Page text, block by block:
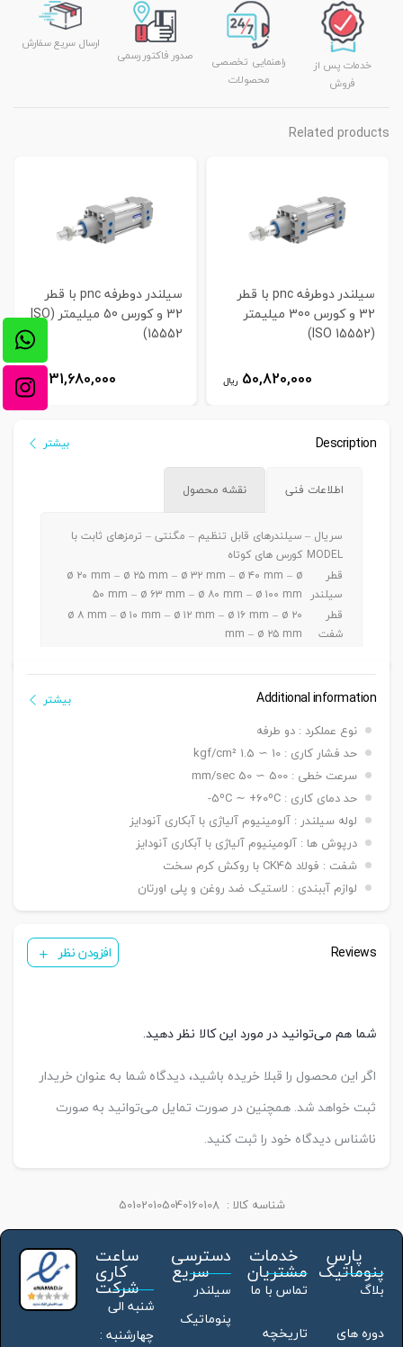
خدمات پس از
فروش
راهنمایی تخصصی
محصولات
صدور فاکتور رسمی
ارسال سریع سفارش
Related products
سیلندر دوطرفه pnc با قطر
32 و کورس 300 میلیمتر
(ISO 15552)
50,820,000 ریال
سیلندر دوطرفه pnc با قطر
32 و کورس 50 میلیمتر (ISO
15552)
31,680,000 ریال
Description بیشتر
اطلاعات فنی نقشه محصول
سریال –
MODEL
سیلندرهای قابل تنظیم – مگنتی – ترمزهای ثابت با
کورس های کوتاه
قطر
سیلندر
ø ۲۰ mm – ø ۲۵ mm – ø ۳۲ mm – ø ۴۰ mm – ø
۵۰ mm – ø ۶۳ mm – ø ۸۰ mm – ø ۱۰۰ mm
قطر
شفت
ø ۸ mm – ø ۱۰ mm – ø ۱۲ mm – ø ۱۶ mm – ø ۲۰
mm – ø ۲۵ mm
~ 50 mm / ø ۶۳-۸۰-۱۰۰mm a 5 ~ 100 mm
دنده
دنده ماندگی ,دنده نری
بست
نصبی
شاخه مادگی Y – بست چشمی FI – بست شناور FC
سنسور KT 33 R
تعداد
سنسور
یک عدد ,دو عدد
Additional information
نوع عملکرد : دو طرفه
حد فشار کاری : 10 ∼ 1.5 kgf/cm²
سرعت خطی : 500 ∼ 50 mm/sec
حد دمای کاری : 5ºC ∼ +60ºC-
لوله سیلندر : آلومینیوم آلیاژی با آبکاری آنودایز
درپوش ها : آلومینیوم آلیاژی با آبکاری آنودایز
شفت : فولاد CK45 با روکش کرم سخت
لوازم آببندی : لاستیک ضد روغن و پلی اورتان
بیشتر
Reviews افزودن نظر
شما هم می‌توانید در مورد این کالا نظر دهید.
اگر این محصول را قبلا خریده باشید، دیدگاه شما به عنوان خریدار
ثبت خواهد شد. همچنین در صورت تمایل می‌توانید به صورت
ناشناس دیدگاه خود را ثبت کنید.
شناسه کالا : 501020105040160108
پارس
پنوماتیک
بلاگ
دوره های
خدمات
مشتریان
تماس با ما
تاریخچه
دسترسی
سریع
سیلندر
پنوماتیک
ساعت
کاری
شرکت
شنبه الی
چهارشنبه :